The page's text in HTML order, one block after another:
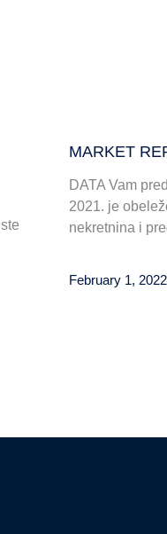
MARKET
DATA Vam
2021. je
nekretnina i
February 1, 2022